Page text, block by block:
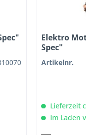
Elektro
Spec"
Artikelnr.
Lieferzeit
Im Laden